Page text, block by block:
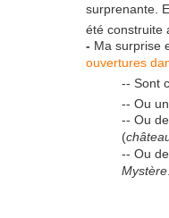
surprenante.
été construite
- Ma surprise
ouvertures
-- Sont
-- Ou
-- Ou
(
-- Ou
Mystère.